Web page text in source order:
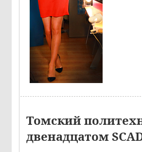
Томский
двенадцатом